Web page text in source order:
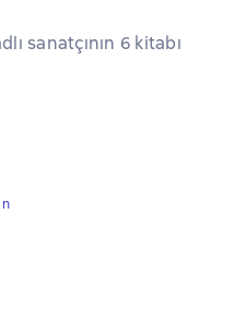
sanatçının 6 kitabı